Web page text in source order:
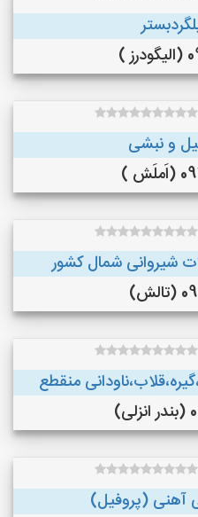
)
و نبشی
)
شیروانی شمال کشور
منقطع
آهنی (پروفیل)